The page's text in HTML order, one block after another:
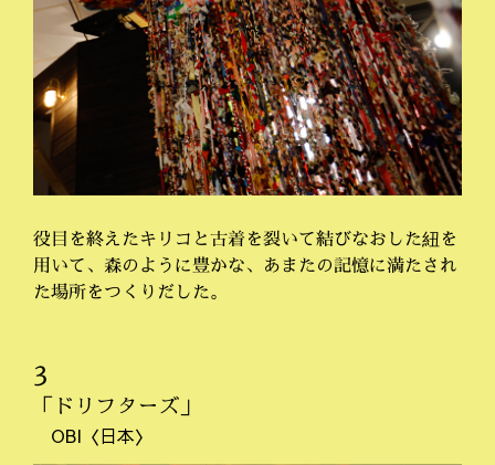
役目を終えたキリコと古着を裂いて結びなおした紐を
用いて、森のように豊かな、あまたの記憶に満たされ
た場所をつくりだした。
3
「ドリフターズ」
OBI〈日本〉